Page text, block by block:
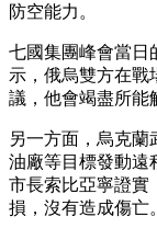
防空能力。
七國集團峰會當日
示，俄烏雙方在戰
議，他會竭盡所能
另一方面，烏克蘭
油廠等目標發動遠
市長索比亞寧證實
損，沒有造成傷亡。